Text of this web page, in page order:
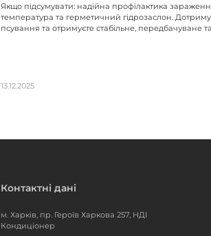
Якщо підсумувати: надійна профілактика
температура та герметичний гідрозаслон.
псування та отримуєте стабільне, передбачуване
13.12.2025
Контактні дані
м. Харків, пр. Героїв Харкова 257, НДІ
Кондиціонер